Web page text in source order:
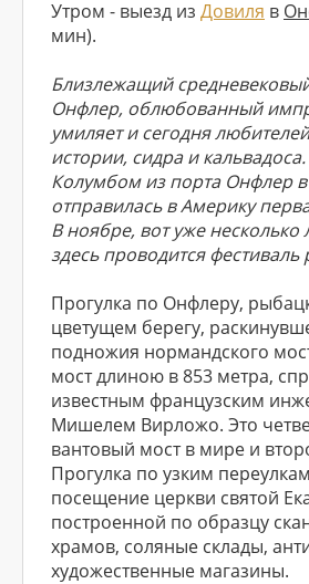
Утром - выезд из Довиля в
мин).
Близлежащий
Онфлер, облюбованный
умиляет и сегодня
истории, сидра и
Колумбом из порта Онфлер в
отправилась в Америку
В ноябре, вот уже несколько
здесь проводится фестиваль
Прогулка по Онфлеру,
цветущем берегу,
подножия нормандского
мост длиною в 853 метра,
известным французским
Мишелем Вирложо. Это
вантовый мост в мире и
Прогулка по узким
посещение церкви святой
построенной по образцу
храмов, соляные склады,
художественные магазины.